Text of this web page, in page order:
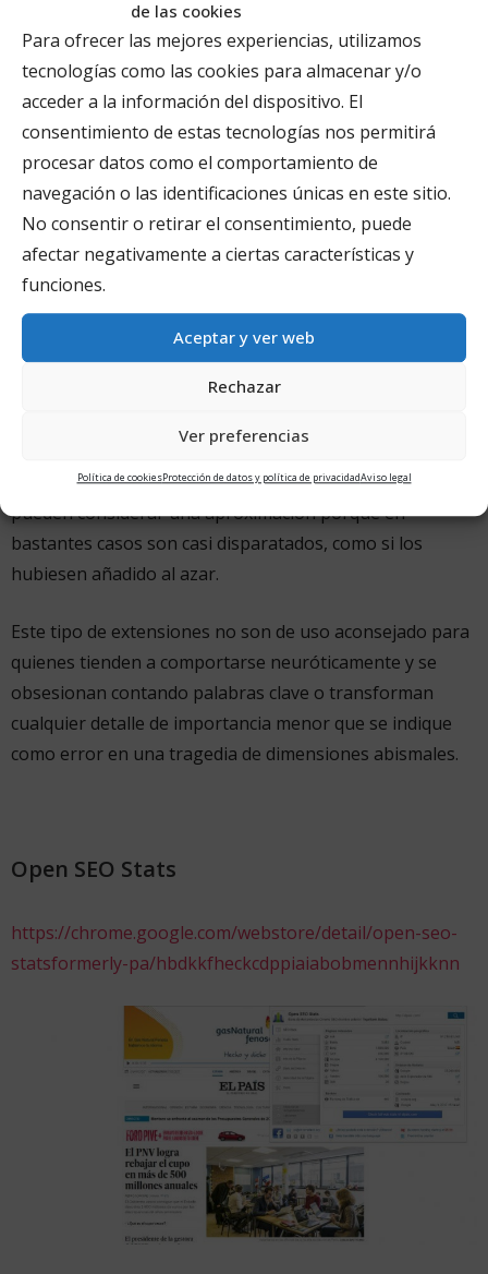
de las cookies
Para ofrecer las mejores experiencias, utilizamos
tecnologías como las cookies para almacenar y/o
acceder a la información del dispositivo. El
consentimiento de estas tecnologías nos permitirá
procesar datos como el comportamiento de
navegación o las identificaciones únicas en este sitio.
No consentir o retirar el consentimiento, puede
afectar negativamente a ciertas características y
funciones.
Aceptar y ver web
Rechazar
Ver preferencias
Política de cookiesProtección de datos y política de privacidadAviso legal
https://chrome.google.com/webstore/detail/seoquake/
Es una herramienta útil para tener en un instante
valiosas métricas de cualquier página, como las que
tienen que ver con los enlaces, densidad de palabras
Algunos datos, como el número de visitas, ni siquiera se
pueden considerar una aproximación porque en
bastantes casos son casi disparatados, como si los
hubiesen añadido al azar.
Este tipo de extensiones no son de uso aconsejado para
quienes tienden a comportarse neuróticamente y se
obsesionan contando palabras clave o transforman
cualquier detalle de importancia menor que se indique
como error en una tragedia de dimensiones abismales.
Open SEO Stats
https://chrome.google.com/webstore/detail/open-seo-
statsformerly-pa/hbdkkfheckcdppiaiabobmennhijkknn